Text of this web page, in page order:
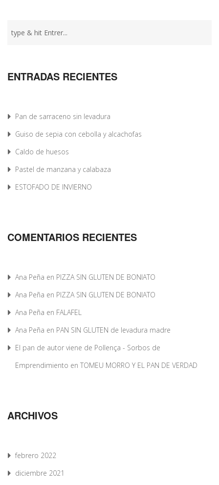
ENTRADAS RECIENTES
Pan de sarraceno sin levadura
Guiso de sepia con cebolla y alcachofas
Caldo de huesos
Pastel de manzana y calabaza
ESTOFADO DE INVIERNO
COMENTARIOS RECIENTES
Ana Peña en PIZZA SIN GLUTEN DE BONIATO
Ana Peña en PIZZA SIN GLUTEN DE BONIATO
Ana Peña en FALAFEL
Ana Peña en PAN SIN GLUTEN de levadura madre
El pan de autor viene de Pollença - Sorbos de
Emprendimiento en TOMEU MORRO Y EL PAN DE VERDAD
ARCHIVOS
febrero 2022
diciembre 2021